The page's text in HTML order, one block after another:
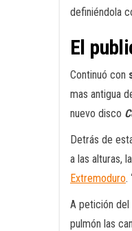
definiéndola
El
Continuó con
mas antigua
nuevo disco
Detrás de
a las alturas,
Extremoduro.
A petición
pulmón las